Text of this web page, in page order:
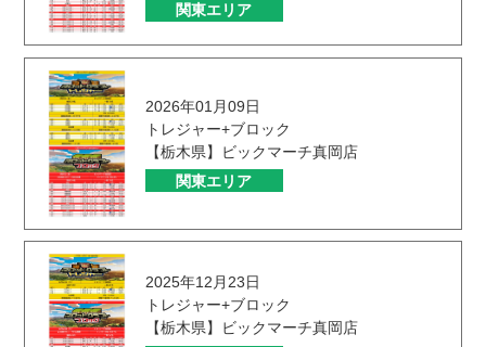
関東エリア
2026年01月09日
トレジャー+ブロック
【栃木県】ビックマーチ真岡店
関東エリア
2025年12月23日
トレジャー+ブロック
【栃木県】ビックマーチ真岡店